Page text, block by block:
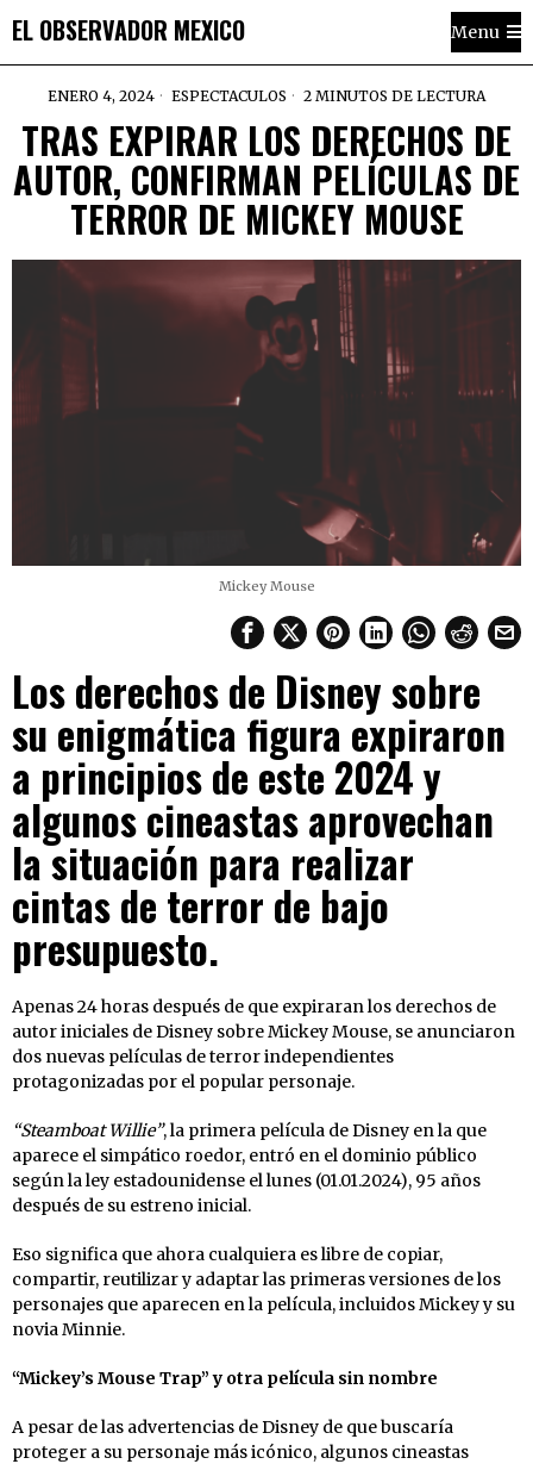
EL OBSERVADOR MEXICO Menu
ENERO 4, 2024 ESPECTACULOS 2 MINUTOS DE LECTURA
TRAS EXPIRAR LOS DERECHOS DE
AUTOR, CONFIRMAN PELÍCULAS DE
TERROR DE MICKEY MOUSE
Mickey Mouse
Los derechos de Disney sobre
su enigmática figura expiraron
a principios de este 2024 y
algunos cineastas aprovechan
la situación para realizar
cintas de terror de bajo
presupuesto.
Apenas 24 horas después de que expiraran los derechos de
autor iniciales de Disney sobre Mickey Mouse, se anunciaron
dos nuevas películas de terror independientes
protagonizadas por el popular personaje.
“Steamboat Willie”, la primera película de Disney en la que
aparece el simpático roedor, entró en el dominio público
según la ley estadounidense el lunes (01.01.2024), 95 años
después de su estreno inicial.
Eso significa que ahora cualquiera es libre de copiar,
compartir, reutilizar y adaptar las primeras versiones de los
personajes que aparecen en la película, incluidos Mickey y su
novia Minnie.
“Mickey’s Mouse Trap” y otra película sin nombre
A pesar de las advertencias de Disney de que buscaría
proteger a su personaje más icónico, algunos cineastas